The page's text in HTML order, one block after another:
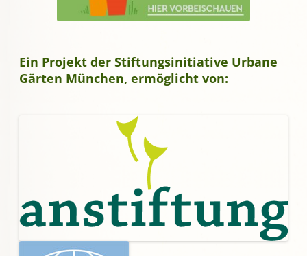
Ein Projekt der Stiftungsinitiative Urbane
Gärten München, ermöglicht von: